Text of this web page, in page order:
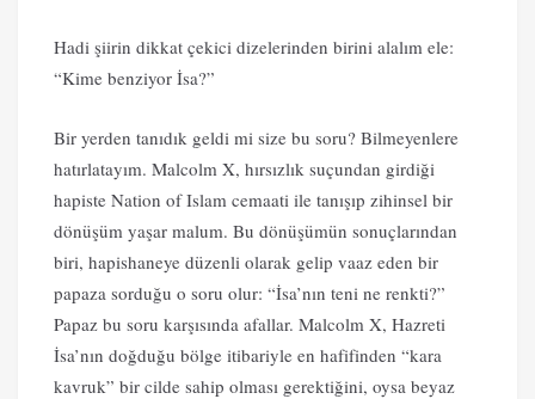
Hadi şiirin dikkat çekici dizelerinden birini alalım ele:
“Kime benziyor İsa?”
Bir yerden tanıdık geldi mi size bu soru? Bilmeyenlere
hatırlatayım. Malcolm X, hırsızlık suçundan girdiği
hapiste Nation of Islam cemaati ile tanışıp zihinsel bir
dönüşüm yaşar malum. Bu dönüşümün sonuçlarından
biri, hapishaneye düzenli olarak gelip vaaz eden bir
papaza sorduğu o soru olur: “İsa’nın teni ne renkti?”
Papaz bu soru karşısında afallar. Malcolm X, Hazreti
İsa’nın doğduğu bölge itibariyle en hafifinden “kara
kavruk” bir cilde sahip olması gerektiğini, oysa beyaz